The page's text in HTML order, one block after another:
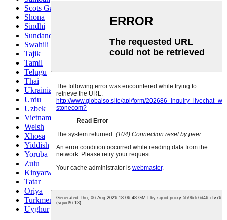
Scots Gaelic
Shona
Sindhi
Sundanese
Swahili
Tajik
Tamil
Telugu
Thai
Ukrainian
Urdu
Uzbek
Vietnamese
Welsh
Xhosa
Yiddish
Yoruba
Zulu
Kinyarwanda
Tatar
Oriya
Turkmen
Uyghur